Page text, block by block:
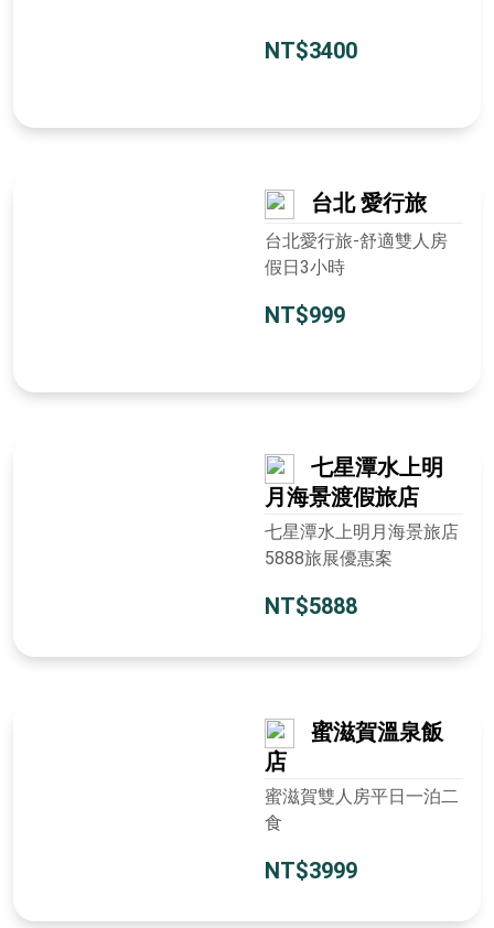
NT$3400
台北 愛行旅
台北愛行旅-舒適雙人房
假日3小時
NT$999
七星潭水上明
月海景渡假旅店
七星潭水上明月海景旅店
5888旅展優惠案
NT$5888
蜜滋賀溫泉飯
店
蜜滋賀雙人房平日一泊二
食
NT$3999